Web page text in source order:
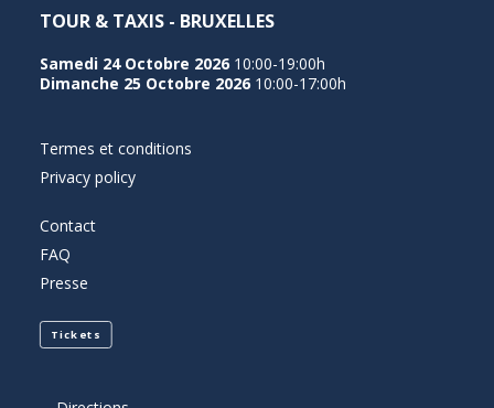
TOUR & TAXIS - BRUXELLES
Samedi 24 Octobre 2026 10:00-19:00h
Dimanche 25 Octobre 2026 10:00-17:00h
Termes et conditions
Privacy policy
Contact
FAQ
Presse
Tickets